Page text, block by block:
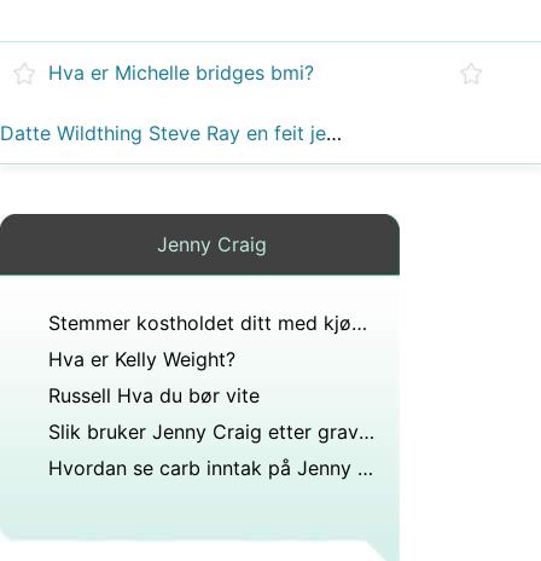
Hva er Michelle bridges bmi?
Datte Wildthing Steve Ray en feit jente som heter Linda som er Bi polar?
Jenny Craig
Stemmer kostholdet ditt med kjønn?
Hva er Kelly Weight?
Russell Hva du bør vite
Slik bruker Jenny Craig etter graviditet
Hvordan se carb inntak på Jenny Craig